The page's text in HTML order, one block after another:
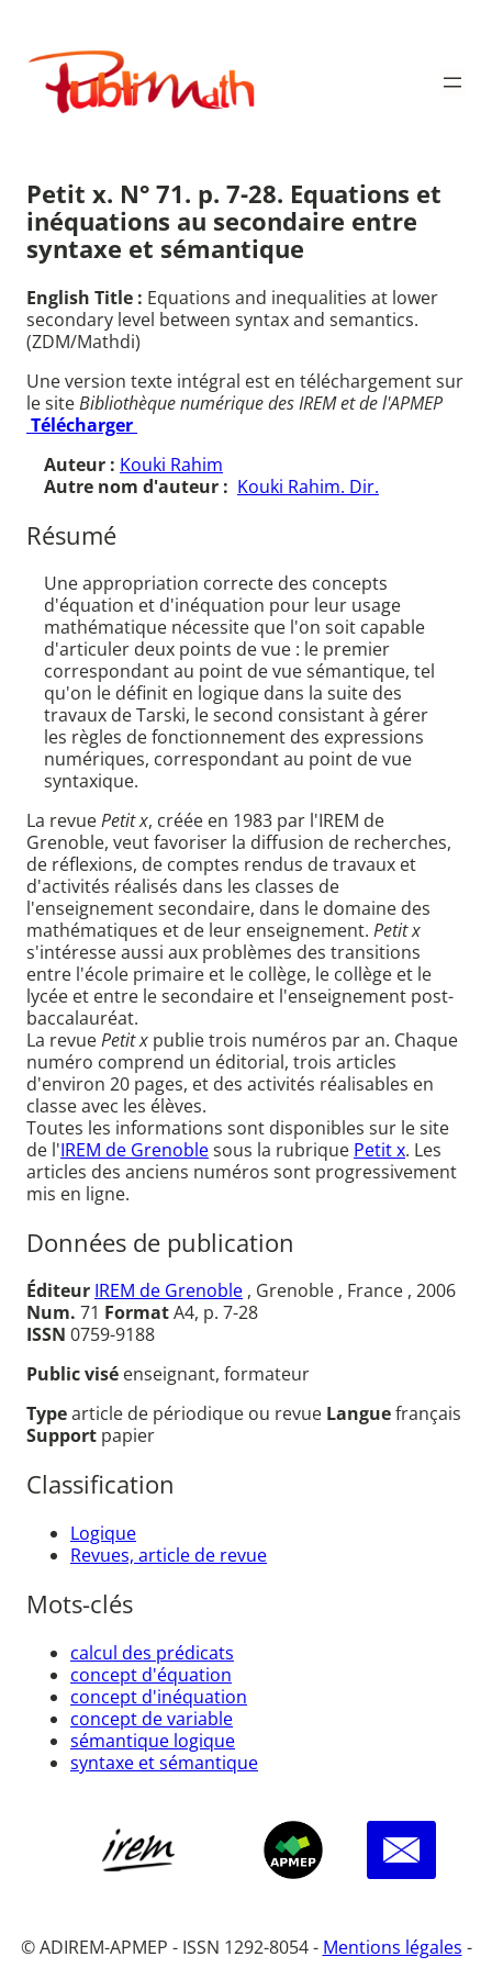
contenu
Publimath
Petit x. N° 71. p. 7-28. Equations et
inéquations au secondaire entre
syntaxe et sémantique
English Title : Equations and inequalities at lower
secondary level between syntax and semantics.
(ZDM/Mathdi)
Une version texte intégral est en téléchargement sur
le siteBibliothèque numérique des IREM et de l'APMEP
Télécharger
Auteur : Kouki Rahim
Autre nom d'auteur : Kouki Rahim. Dir.
Résumé
Une appropriation correcte des concepts
d'équation et d'inéquation pour leur usage
mathématique nécessite que l'on soit capable
d'articuler deux points de vue : le premier
correspondant au point de vue sémantique, tel
qu'on le définit en logique dans la suite des
travaux de Tarski, le second consistant à gérer
les règles de fonctionnement des expressions
numériques, correspondant au point de vue
syntaxique.
La revuePetit x, créée en 1983 par l'IREM de
Grenoble, veut favoriser la diffusion de recherches,
de réflexions, de comptes rendus de travaux et
d'activités réalisés dans les classes de
l'enseignement secondaire, dans le domaine des
mathématiques et de leur enseignement. Petit x
s'intéresse aussi aux problèmes des transitions
entre l'école primaire et le collège, le collège et le
lycée et entre le secondaire et l'enseignement post-
baccalauréat.
La revuePetit x publie trois numéros par an. Chaque
numéro comprend un éditorial, trois articles
d'environ 20 pages, et des activités réalisables en
classe avec les élèves.
Toutes les informations sont disponibles sur le site
de l'IREM de Grenoblesous la rubrique Petit x. Les
articles des anciens numéros sont progressivement
mis en ligne.
Données de publication
Éditeur IREM de Grenoble , Grenoble , France , 2006
Num. 71 FormatA4, p. 7-28
ISSN 0759-9188
Public visé enseignant, formateur
Typearticle de périodique ou revue Languefrançais
Support papier
Classification
Logique
Revues, article de revue
Mots-clés
calcul des prédicats
concept d'équation
concept d'inéquation
concept de variable
sémantique logique
syntaxe et sémantique
© ADIREM-APMEP - ISSN 1292-8054 - Mentions légales -